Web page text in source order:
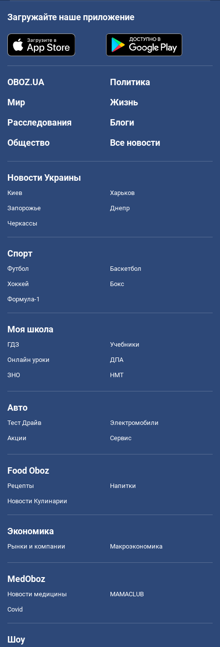
Загружайте наше приложение
OBOZ.UA
Политика
Мир
Жизнь
Расследования
Блоги
Общество
Все новости
Новости Украины
Киев Харьков
Запорожье Днепр
Черкассы
Спорт
Футбол Баскетбол
Хоккей Бокс
Формула-1
Моя школа
ГДЗ Учебники
Онлайн уроки ДПА
ЗНО НМТ
Авто
Тест Драйв Электромобили
Акции Сервис
Food Oboz
Рецепты Напитки
Новости Кулинарии
Экономика
Рынки и компании Mакроэкономика
MedOboz
Новости медицины MAMACLUB
Covid
Шоу